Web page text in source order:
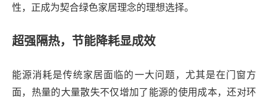
性，正成为契合绿色家居理念的理想选择。
超强隔热，节能降耗显成效
能源消耗是传统家居面临的一大问题，尤其是在门窗方
面，热量的大量散失不仅增加了能源的使用成本，还对环